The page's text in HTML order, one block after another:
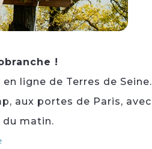
!
ligne de Terres de Seine.
aux portes de Paris, avec
du matin.